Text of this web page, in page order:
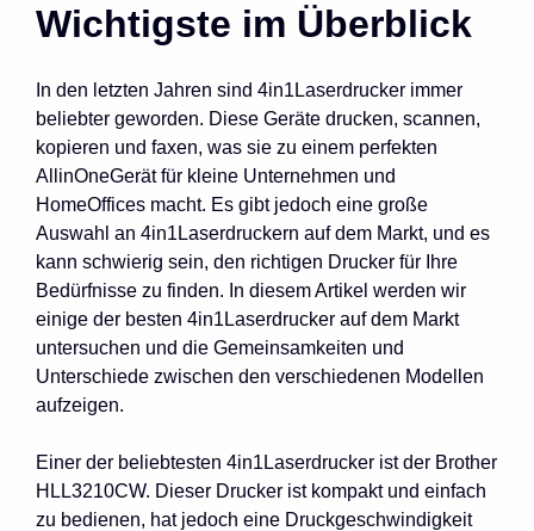
Wichtigste im Überblick
In den letzten Jahren sind 4in1Laserdrucker immer
beliebter geworden. Diese Geräte drucken, scannen,
kopieren und faxen, was sie zu einem perfekten
AllinOneGerät für kleine Unternehmen und
HomeOffices macht. Es gibt jedoch eine große
Auswahl an 4in1Laserdruckern auf dem Markt, und es
kann schwierig sein, den richtigen Drucker für Ihre
Bedürfnisse zu finden. In diesem Artikel werden wir
einige der besten 4in1Laserdrucker auf dem Markt
untersuchen und die Gemeinsamkeiten und
Unterschiede zwischen den verschiedenen Modellen
aufzeigen.
Einer der beliebtesten 4in1Laserdrucker ist der Brother
HLL3210CW. Dieser Drucker ist kompakt und einfach
zu bedienen, hat jedoch eine Druckgeschwindigkeit